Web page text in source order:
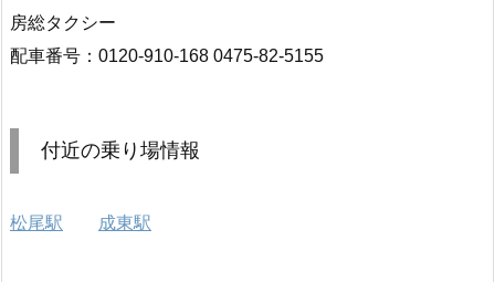
房総タクシー
配車番号：0120-910-168 0475-82-5155
付近の乗り場情報
松尾駅 成東駅